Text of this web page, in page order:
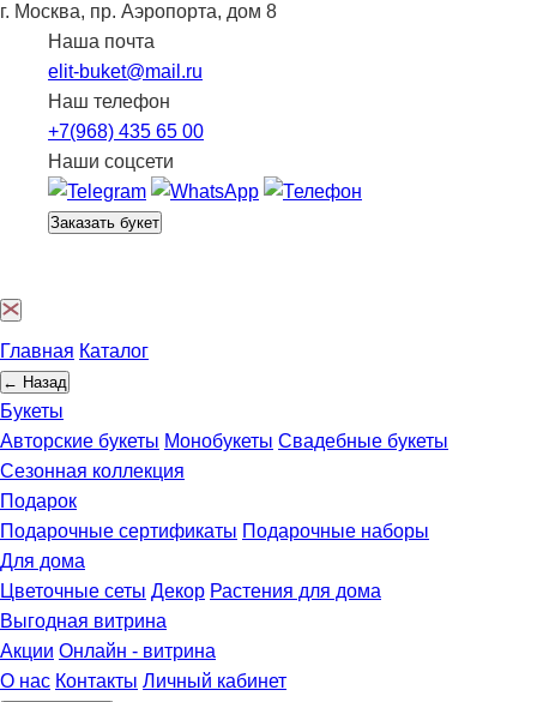
г. Москва, пр. Аэропорта, дом 8
Наша почта
elit-buket@mail.ru
Наш телефон
+7(968) 435 65 00
Наши соцсети
Заказать букет
Главная Каталог
← Назад
Букеты
Авторские букеты Монобукеты Свадебные букеты
Сезонная коллекция
Подарок
Подарочные сертификаты Подарочные наборы
Для дома
Цветочные сеты Декор Растения для дома
Выгодная витрина
Акции Онлайн - витрина
О нас Контакты Личный кабинет